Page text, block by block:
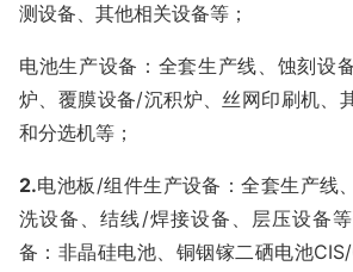
测设备、其他相关设备等；
电池生产设备：全套生产线、蚀刻设
炉、覆膜设备/沉积炉、丝网印刷机、
和分选机等；
2.电池板 /组件生产设备：全套生产线
洗设备、结线/焊接设备、层压设备
备：非晶硅电池、铜铟镓二硒电池